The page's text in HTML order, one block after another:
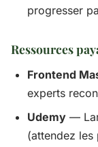
progresser
Ressources
Frontend
experts
Udemy —
(attendez les